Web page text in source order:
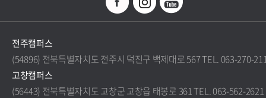
전주캠퍼스
(54896) 전북특별자치도 전주시 덕진구 백제대로 567 TEL. 063-270-
고창캠퍼스
(56443) 전북특별자치도 고창군 고창읍 태봉로 361 TEL. 063-562-2621